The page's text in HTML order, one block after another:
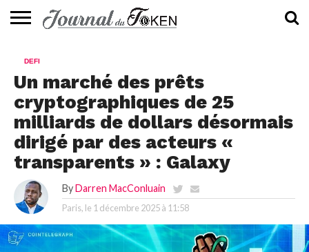
📰
EVALUATION
GUIDE
TENDANCES
À
CONTACTEZ-
DEFI
Un marché des prêts
cryptographiques de 25
milliards de dollars désormais
dirigé par des acteurs «
transparents » : Galaxy
By Darren MacConluain
Paris, le 1 décembre 2025 à 11:58